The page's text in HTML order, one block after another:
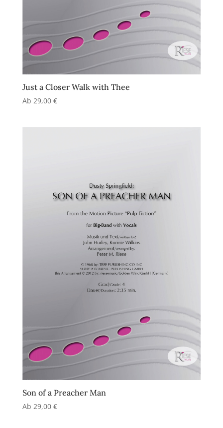
Just a Closer Walk with Thee
Ab 29,00 €
Son of a Preacher Man
Ab 29,00 €